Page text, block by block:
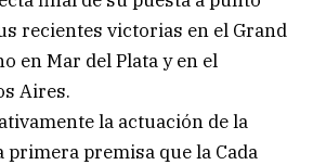
recientes victorias en el Grand
en Mar del Plata y en el
Aires.
la actuación de la
primera premisa que la Cada